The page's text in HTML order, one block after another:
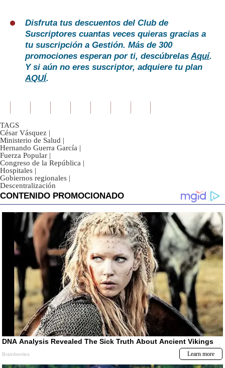
Disfruta tus descuentos del Club de
Suscriptores cuantas veces quieras gracias a
tu suscripción a Gestión. Más de 300
promociones esperan por ti, descúbrelasAquí.
Y si aún no eres suscriptor, adquiere tu plan
AQUÍ.
TAGS
César Vásquez |
Ministerio de Salud |
Hernando Guerra García |
Fuerza Popular |
Congreso de la República |
Hospitales |
Gobiernos regionales |
Descentralización